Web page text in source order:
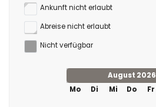
Ankunft nicht erlaubt
Abreise nicht erlaubt
Nicht verfügbar
August 2026
Mo
Di Mi Do Fr